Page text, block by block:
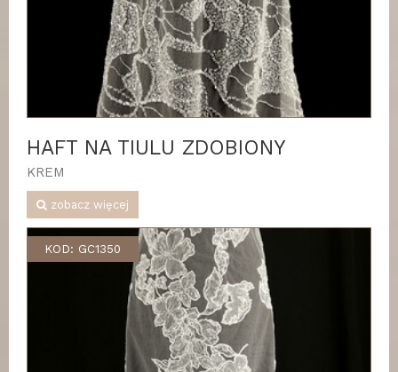
HAFT NA TIULU ZDOBIONY
KREM
zobacz więcej
KOD: GC1350